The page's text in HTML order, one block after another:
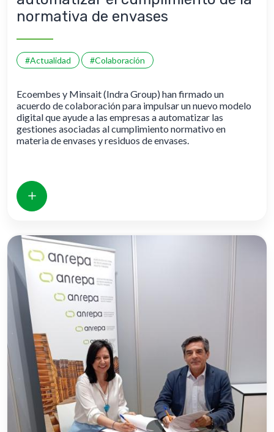
normativa de envases
#Actualidad #Colaboración
Ecoembes y Minsait (Indra Group) han firmado un
acuerdo de colaboración para impulsar un nuevo modelo
digital que ayude a las empresas a automatizar las
gestiones asociadas al cumplimiento normativo en
materia de envases y residuos de envases.